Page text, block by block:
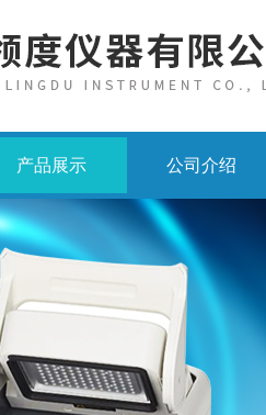
产品展示 公司介绍